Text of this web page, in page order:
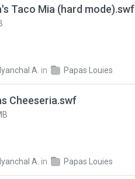
Taco Mia (hard mode).swf
A. in Papas Louies
Cheeseria.swf
A. in Papas Louies